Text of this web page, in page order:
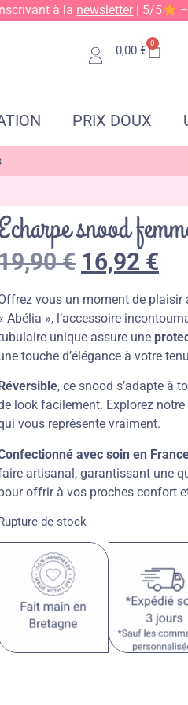
à la newsletter | 5/5
0,00 €
0
PRIX DOUX
snood
€ 16,92 €
vous un moment de plaisir
Abélia », l’accessoire
unique assure une
touche d’élégance à votre
Réversible, ce snood s’adapte à
look facilement. Explorez
vous représente vraiment.
avec soin en
artisanal, garantissant une
offrir à vos proches confort
de stock